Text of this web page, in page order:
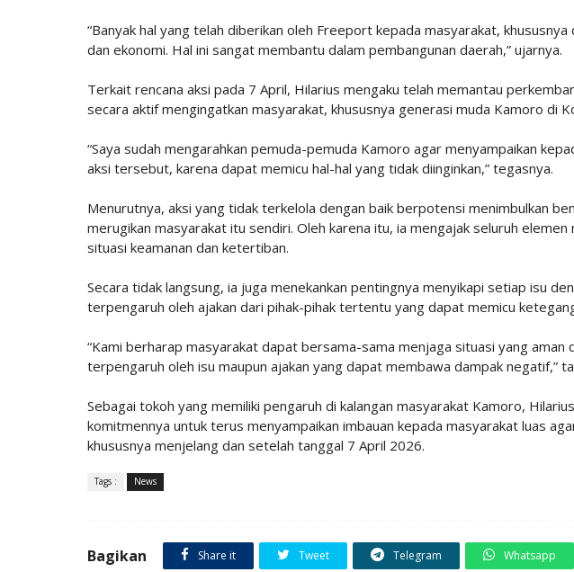
“Banyak hal yang telah diberikan oleh Freeport kepada masyarakat,
dan ekonomi. Hal ini sangat membantu dalam pembangunan daerah,” ujarnya.
Terkait rencana aksi pada 7 April, Hilarius mengaku telah memantau
secara aktif mengingatkan masyarakat, khususnya generasi muda Kamoro di
“Saya sudah mengarahkan pemuda-pemuda Kamoro agar menyampaikan
aksi tersebut, karena dapat memicu hal-hal yang tidak diinginkan,” tegasnya.
Menurutnya, aksi yang tidak terkelola dengan baik berpotensi menimbulkan
merugikan masyarakat itu sendiri. Oleh karena itu, ia mengajak seluruh
situasi keamanan dan ketertiban.
Secara tidak langsung, ia juga menekankan pentingnya menyikapi setiap isu
terpengaruh oleh ajakan dari pihak-pihak tertentu yang dapat memicu
“Kami berharap masyarakat dapat bersama-sama menjaga situasi yang aman
terpengaruh oleh isu maupun ajakan yang dapat membawa dampak negatif,”
Sebagai tokoh yang memiliki pengaruh di kalangan masyarakat Kamoro,
komitmennya untuk terus menyampaikan imbauan kepada masyarakat luas
khususnya menjelang dan setelah tanggal 7 April 2026.
Tags : News
Bagikan Share it Tweet Telegram Whatsapp